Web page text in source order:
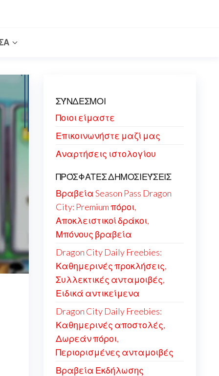
ΣΎΝΔΕΣΜΟΙ
Ποιοι είμαστε
Επικοινωνήστε μαζί μας
Αναρτήσεις ιστολογίου
ΠΡΌΣΦΑΤΕΣ ΔΗΜΟΣΙΕΎΣΕΙΣ
Βραβεία Season Pass Dragon
City: Premium πόροι,
Αποκλειστικοί δράκοι,
Μπόνους βραβεία
Dragon City Daily Freebies:
Καθημερινές προκλήσεις,
Συλλεκτικές ανταμοιβές,
Ειδικά αντικείμενα
Dragon City Daily Freebies:
Καθημερινές αποστολές,
Δωρεάν πόροι,
Περιορισμένες ανταμοιβές
Βραβεία Εκδήλωσης